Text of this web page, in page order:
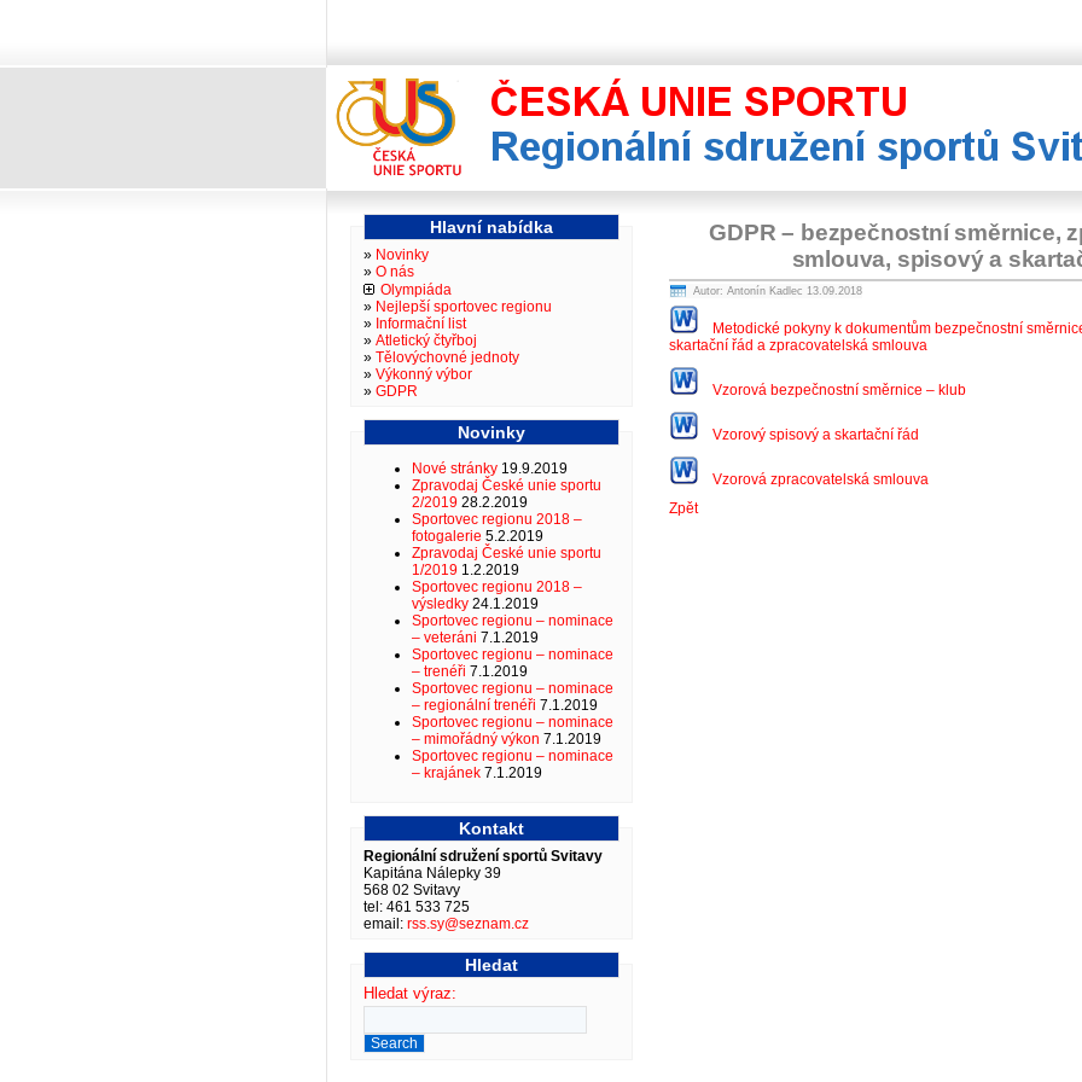
Regionální sdružení
GDPR – bezpečnostní směrnice,
smlouva, spisový a
Autor: Antonín Kadlec 13.09.2018
Metodické pokyny k dokumentům bezpečnostní
skartační řád a zpracovatelská smlouva
Vzorová bezpečnostní směrnice – klub
Vzorový spisový a skartační řád
Vzorová zpracovatelská smlouva
Zpět
Hlavní nabídka
Novinky
O nás
Olympiáda
Nejlepší sportovec regionu
Informační list
Atletický čtyřboj
Tělovýchovné jednoty
Výkonný výbor
GDPR
Novinky
Nové stránky 19.9.2019
Zpravodaj České unie sportu
2/2019 28.2.2019
Sportovec regionu 2018 –
fotogalerie 5.2.2019
Zpravodaj České unie sportu
1/2019 1.2.2019
Sportovec regionu 2018 –
výsledky 24.1.2019
Sportovec regionu – nominace
– veteráni 7.1.2019
Sportovec regionu – nominace
– trenéři 7.1.2019
Sportovec regionu – nominace
– regionální trenéři 7.1.2019
Sportovec regionu – nominace
– mimořádný výkon 7.1.2019
Sportovec regionu – nominace
– krajánek 7.1.2019
Kontakt
Regionální sdružení sportů Svitavy
Kapitána Nálepky 39
568 02 Svitavy
tel: 461 533 725
email: rss.sy@seznam.cz
Hledat
Hledat výraz: